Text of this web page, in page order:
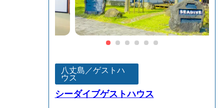
八丈島／ゲストハ
ウス
シーダイブゲストハウス